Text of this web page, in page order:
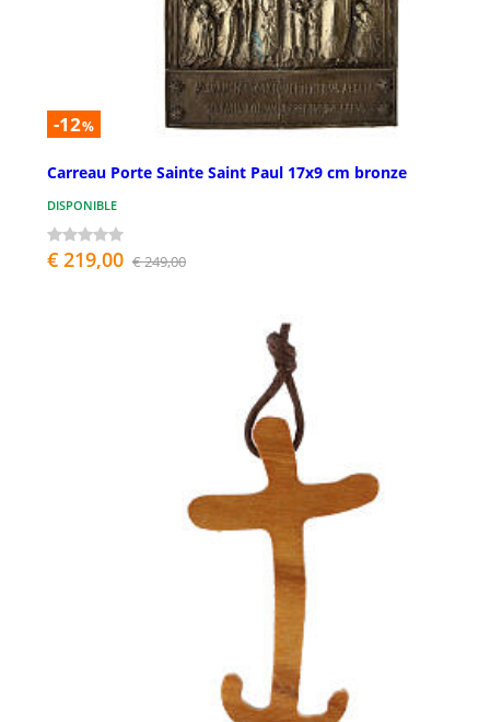
-12%
Carreau Porte Sainte Saint Paul 17x9 cm bronze
DISPONIBLE
€ 219,00 € 249,00